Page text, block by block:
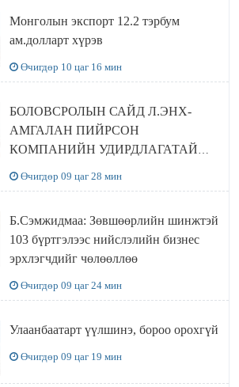
Монголын экспорт 12.2 тэрбум
ам.долларт хүрэв
Өчигдөр 10 цаг 16 мин
БОЛОВСРОЛЫН САЙД Л.ЭНХ-
АМГАЛАН ПИЙРСОН
КОМПАНИЙН УДИРДЛАГАТАЙ
Өчигдөр 09 цаг 28 мин
Б.Сэмжидмаа: Зөвшөөрлийн шинжтэй
103 бүртгэлээс нийслэлийн бизнес
эрхлэгчдийг чөлөөллөө
Өчигдөр 09 цаг 24 мин
Улаанбаатарт үүлшинэ, бороо орохгүй
Өчигдөр 09 цаг 19 мин